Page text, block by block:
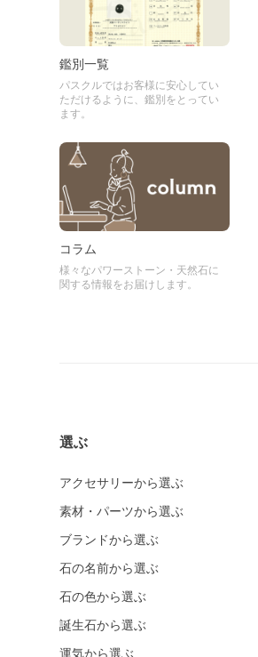
鑑別一覧
パスクルではお客様に安心してい
ただけるように、鑑別をとってい
ます。
コラム
様々なパワーストーン・天然石に
関する情報をお届けします。
選ぶ
アクセサリーから選ぶ
素材・パーツから選ぶ
ブランドから選ぶ
石の名前から選ぶ
石の色から選ぶ
誕生石から選ぶ
運気から選ぶ